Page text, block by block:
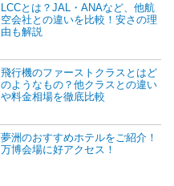
LCCとは？JAL・ANAなど、他航
空会社との違いを比較！安さの理
由も解説
飛行機のファーストクラスとはど
のようなもの？他クラスとの違い
や料金相場を徹底比較
夢洲のおすすめホテルをご紹介！
万博会場に好アクセス！